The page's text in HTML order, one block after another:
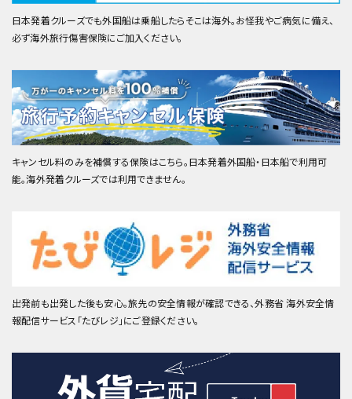
日本発着クルーズでも外国船は乗船したらそこは海外。お怪我やご病気に備え、
必ず海外旅行傷害保険にご加入ください。
キャンセル料のみを補償する保険はこちら。日本発着外国船・日本船で利用可
能。海外発着クルーズでは利用できません。
出発前も出発した後も安心。旅先の安全情報が確認できる、外務省 海外安全情
報配信サービス「たびレジ」にご登録ください。